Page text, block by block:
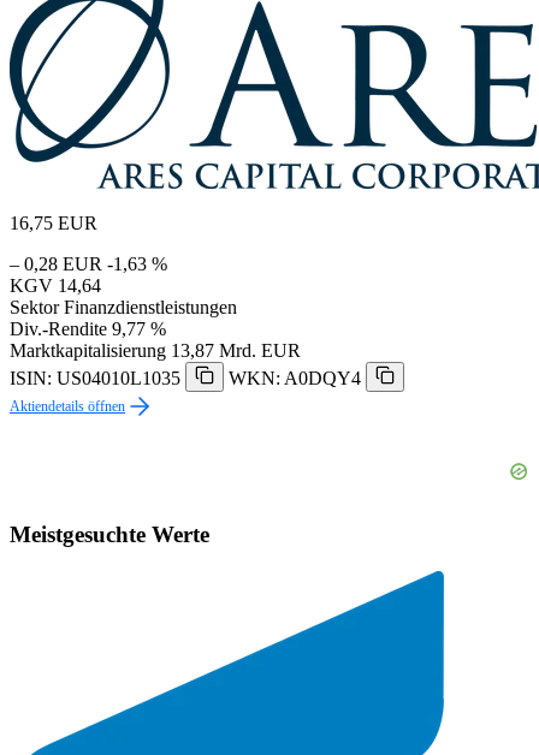
16,75 EUR
– 0,28 EUR -1,63 %
KGV 14,64
Sektor Finanzdienstleistungen
Div.-Rendite 9,77 %
Marktkapitalisierung 13,87 Mrd. EUR
ISIN: US04010L1035
WKN: A0DQY4
Aktiendetails öffnen
Meistgesuchte Werte